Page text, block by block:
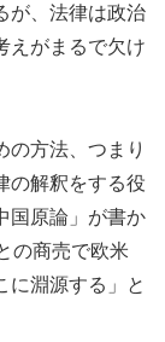
が、法律は政治
えがまるで欠け
の方法、つまり
の解釈をする役
国原論」が書か
の商売で欧米
に淵源する」と